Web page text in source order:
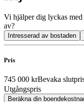
Vi hjälper dig lyckas med
av?
Intresserad av bostaden
Pris
745 000 krBevaka
Utgångspris
Beräkna din